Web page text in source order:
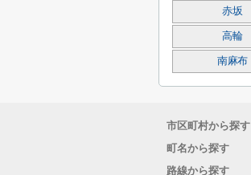
赤坂
高輪
南麻布
市区町村から探す
町名から探す
路線から探す